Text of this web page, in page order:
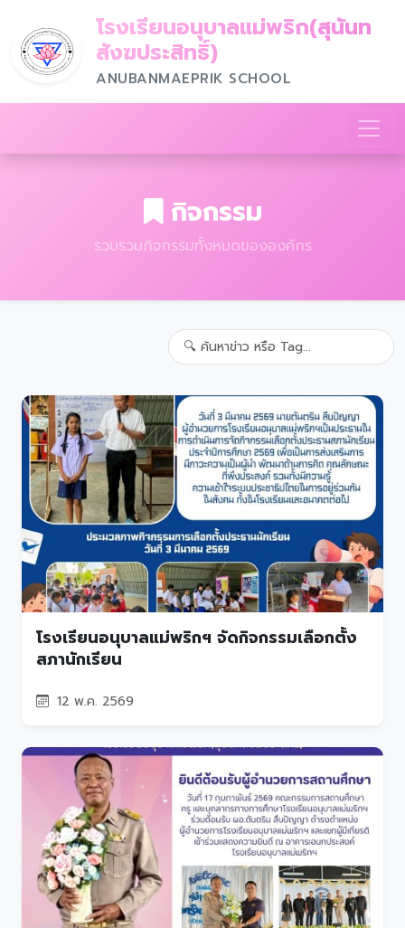
โรงเรียนอนุบาลแม่พริก(สุนันท
สังฆประสิทธิ์)
ANUBANMAEPRIK SCHOOL
กิจกรรม
รวบรวมกิจกรรมทั้งหมดขององค์กร
โรงเรียนอนุบาลแม่พริกฯ จัดกิจกรรมเลือกตั้ง
สภานักเรียน
12 พ.ค. 2569